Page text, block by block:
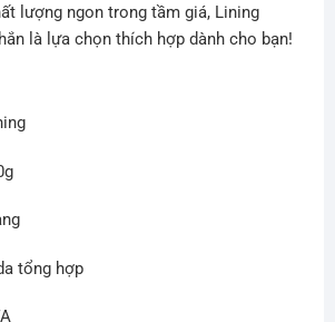
lượng ngon trong tầm giá, Lining
là lựa chọn thích hợp dành cho bạn!
tổng hợp